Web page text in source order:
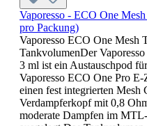
Vaporesso - ECO One
pro Packung)
Vaporesso ECO One Mesh
TankvolumenDer
3 ml ist ein Austauschpod
Vaporesso ECO One Pro
einen fest integrierten Mesh
Verdampferkopf mit 0,8
moderate Dampfen im